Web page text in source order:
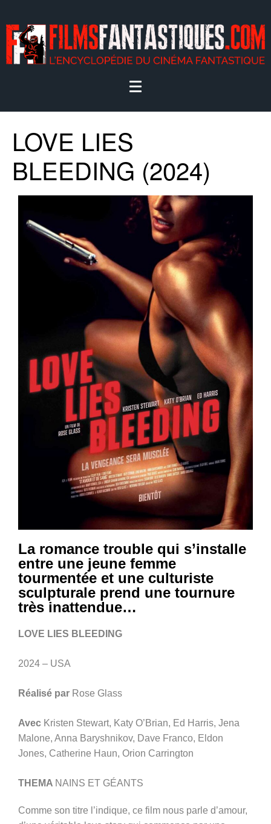
LOVE LIES
BLEEDING (2024)
La romance trouble qui s’installe
entre une jeune femme
tourmentée et une culturiste
sculpturale prend une tournure
très inattendue…
LOVE LIES BLEEDING
2024 – USA
Réalisé par Rose Glass
Avec Kristen Stewart, Katy O’Brian, Ed Harris, Jena
Malone, Anna Baryshnikov, Dave Franco, Eldon
Jones, Catherine Haun, Orion Carrington
THEMA NAINS ET GÉANTS
Comme son titre l’indique, ce film nous parle d’amour,